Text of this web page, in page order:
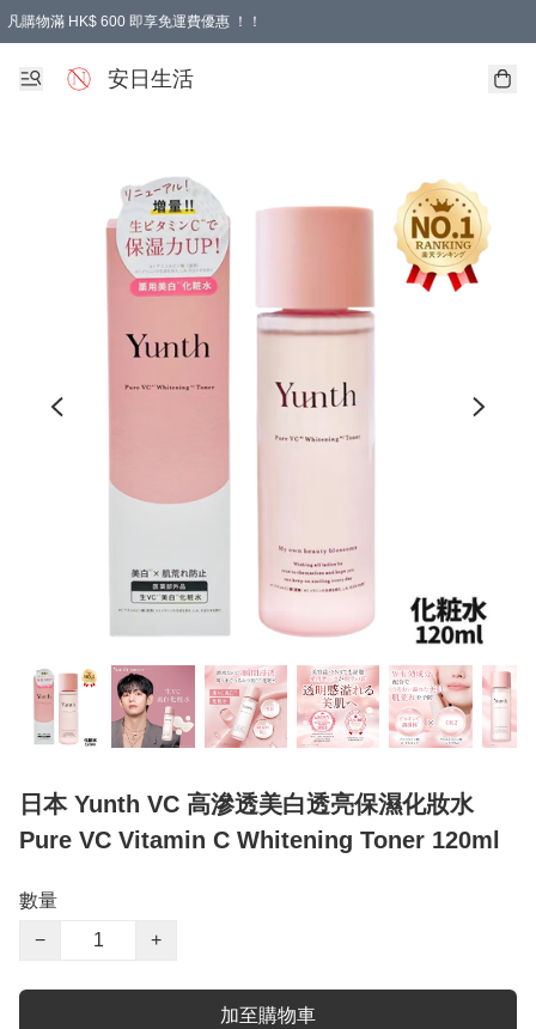
凡購物滿 HK$ 600 即享免運費優惠 ！！
安日生活
日本 Yunth VC 高滲透美白透亮保濕化妝水
Pure VC Vitamin C Whitening Toner 120ml
數量
−
+
加至購物車